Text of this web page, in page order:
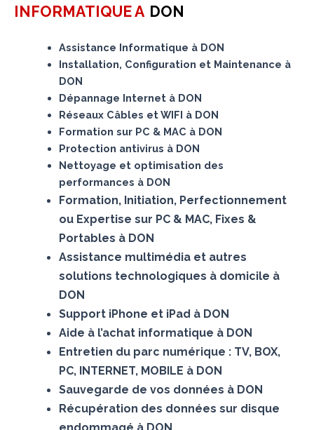
INFORMATIQUE A DON
Assistance Informatique à DON
Installation, Configuration et Maintenance à
DON
Dépannage Internet à DON
Réseaux Câbles et WIFI à DON
Formation sur PC & MAC à DON
Protection antivirus à DON
Nettoyage et optimisation des
performances à DON
Formation, Initiation, Perfectionnement
ou Expertise sur PC & MAC, Fixes &
Portables à DON
Assistance multimédia et autres
solutions technologiques à domicile à
DON
Support iPhone et iPad à DON
Aide à l’achat informatique à DON
Entretien du parc numérique : TV, BOX,
PC, INTERNET, MOBILE à DON
Sauvegarde de vos données à DON
Récupération des données sur disque
endommagé à DON